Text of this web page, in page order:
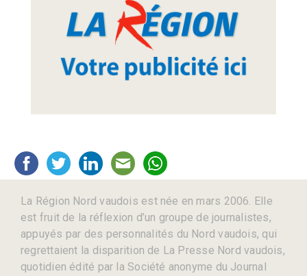
La Région Nord vaudois est née en mars 2006. Elle
est fruit de la réflexion d’un groupe de journalistes,
appuyés par des personnalités du Nord vaudois, qui
regrettaient la disparition de La Presse Nord vaudois,
quotidien édité par la Société anonyme du Journal